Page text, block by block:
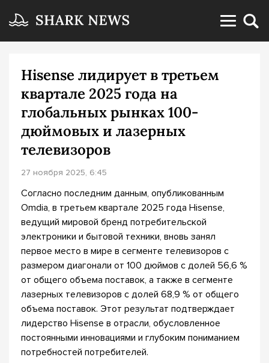
Hisense лидирует в третьем
квартале 2025 года на
глобальных рынках 100-
дюймовых и лазерных
телевизоров
27 ноября 2025, 6:45
Согласно последним данным, опубликованным
Omdia, в третьем квартале 2025 года Hisense,
ведущий мировой бренд потребительской
электроники и бытовой техники, вновь занял
первое место в мире в сегменте телевизоров с
размером диагонали от 100 дюймов с долей 56,6 %
от общего объема поставок, а также в сегменте
лазерных телевизоров с долей 68,9 % от общего
объема поставок. Этот результат подтверждает
лидерство Hisense в отрасли, обусловленное
постоянными инновациями и глубоким пониманием
потребностей потребителей.